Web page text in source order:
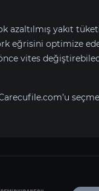
azaltılmış yakıt
eğrisini optimize
vites